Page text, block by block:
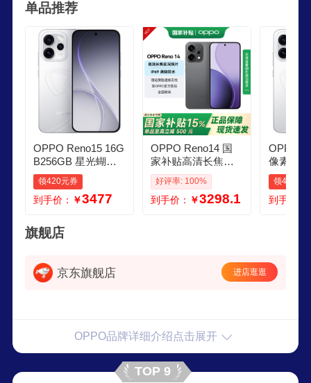
于为客户提供最先进和最精致的智能手机、高端影
音设备和移动互联网产品与服务。
单品推荐
OPPO Reno15 16G
B256GB 星光蝴蝶
结 2亿像素 实况拼
图 5G智能小直屏学
生游戏AI拍照手机
领420元券
到手价： ￥3477
OPPO Reno14 国
家补贴高清长焦实
况照片 Live图神机
新品5G智能学生拍
照AI手机 礁石黑 16
好评率: 100%
到手价： ￥3298.1
OPPO
像素超
满级防
况 5G智
机 大内
领420元
到手价：
旗舰店
京东旗舰店 进店逛逛
OPPO品牌详细介绍点击展开
TOP 9